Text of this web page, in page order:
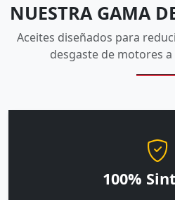
NUESTRA GAMA
Aceites diseñados para
desgaste de motores
100%